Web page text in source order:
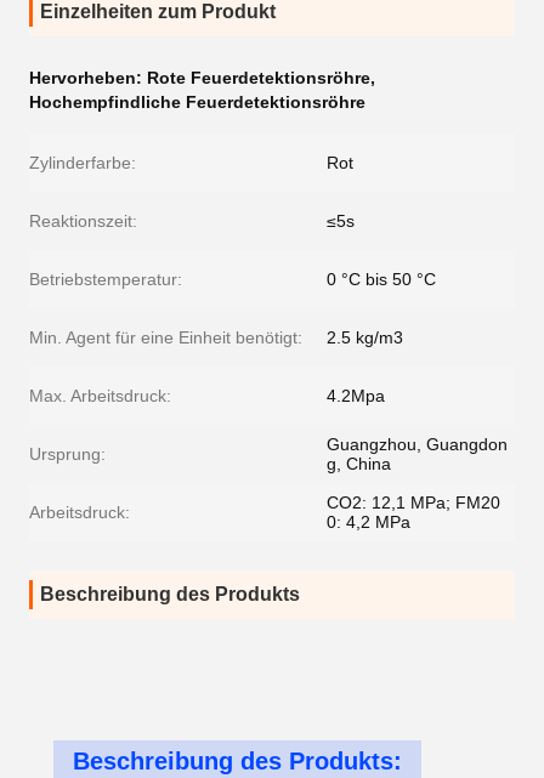
Einzelheiten zum Produkt
Hervorheben: Rote Feuerdetektionsröhre,
Hochempfindliche Feuerdetektionsröhre
Zylinderfarbe: Rot
Reaktionszeit: ≤5s
Betriebstemperatur: 0 °C bis 50 °C
Min. Agent für eine Einheit benötigt: 2.5 kg/m3
Max. Arbeitsdruck: 4.2Mpa
Ursprung:
Guangzhou, Guangdon
g, China
Arbeitsdruck:
CO2: 12,1 MPa; FM20
0: 4,2 MPa
Beschreibung des Produkts
Beschreibung des Produkts: